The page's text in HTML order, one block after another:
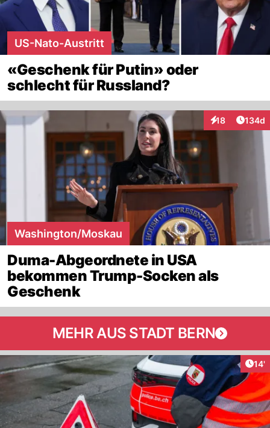
US-Nato-Austritt
«Geschenk für Putin» oder
schlecht für Russland?
18
Interaktionen
134d
Washington/Moskau
Duma-Abgeordnete in USA
bekommen Trump-Socken als
Geschenk
MEHR AUS STADT BERN
14'